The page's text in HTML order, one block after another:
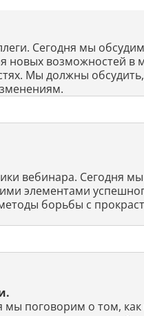
Решение теста по
Информатика
Сегодня мы
новых возможностей в
Мы должны обсудить,
вебинара. Сегодня
элементами
борьбы с
поговорим о том,